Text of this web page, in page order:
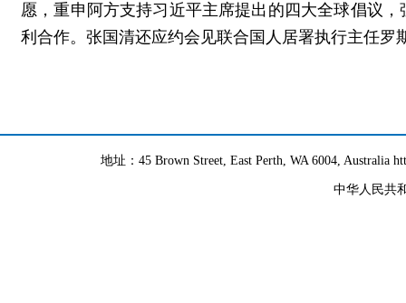
愿，重申阿方支持习近平主席提出的四大全球倡议
利合作。张国清还应约会见联合国人居署执行主任
地址：45 Brown Street, East Perth, WA 6004, Australia
中华人民共